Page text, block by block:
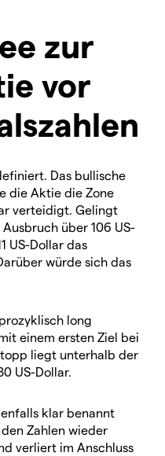
zur
vor
Das bullische
die Aktie die Zone
verteidigt. Gelingt
über 106 US-
US-Dollar das
würde sich das
long
einem ersten Ziel bei
liegt unterhalb der
US-Dollar.
klar benannt
Zahlen wieder
verliert im Anschluss